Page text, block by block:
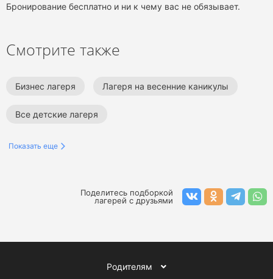
Бронирование бесплатно и ни к чему вас не обязывает.
Смотрите также
Бизнес лагеря Лагеря на весенние каникулы
Все детские лагеря
Показать еще
Поделитесь подборкой
лагерей с друзьями
Родителям